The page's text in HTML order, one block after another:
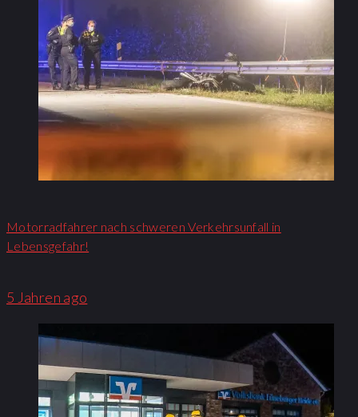
Motorradfahrer nach schweren Verkehrsunfall in
Lebensgefahr!
5 Jahren ago